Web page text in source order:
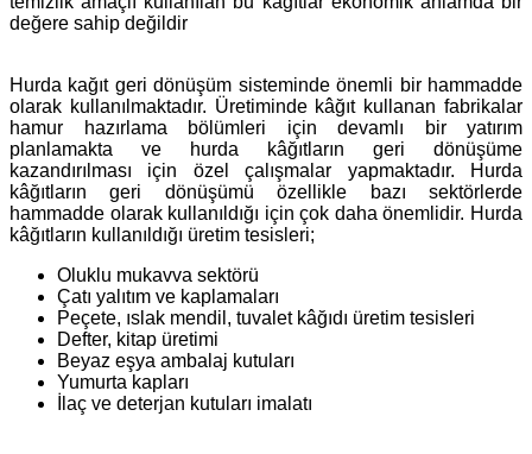
değere sahip değildir
Hurda kağıt geri dönüşüm sisteminde önemli bir hammadde
olarak kullanılmaktadır. Üretiminde kâğıt kullanan fabrikalar
hamur hazırlama bölümleri için devamlı bir yatırım
planlamakta ve hurda kâğıtların geri dönüşüme
kazandırılması için özel çalışmalar yapmaktadır. Hurda
kâğıtların geri dönüşümü özellikle bazı sektörlerde
hammadde olarak kullanıldığı için çok daha önemlidir. Hurda
kâğıtların kullanıldığı üretim tesisleri;
Oluklu mukavva sektörü
Çatı yalıtım ve kaplamaları
Peçete, ıslak mendil, tuvalet kâğıdı üretim tesisleri
Defter, kitap üretimi
Beyaz eşya ambalaj kutuları
Yumurta kapları
İlaç ve deterjan kutuları imalatı